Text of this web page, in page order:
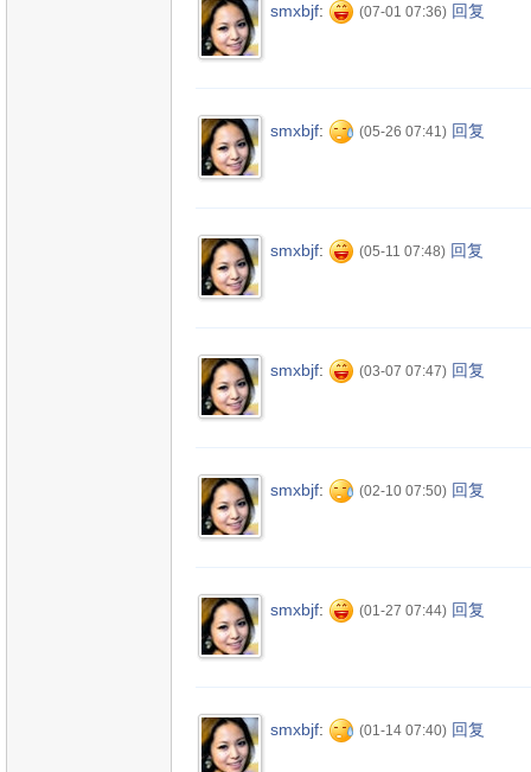
smxbjf: (07-01 07:36) 回复
smxbjf: (05-26 07:41) 回复
smxbjf: (05-11 07:48) 回复
smxbjf: (03-07 07:47) 回复
smxbjf: (02-10 07:50) 回复
smxbjf: (01-27 07:44) 回复
smxbjf: (01-14 07:40) 回复